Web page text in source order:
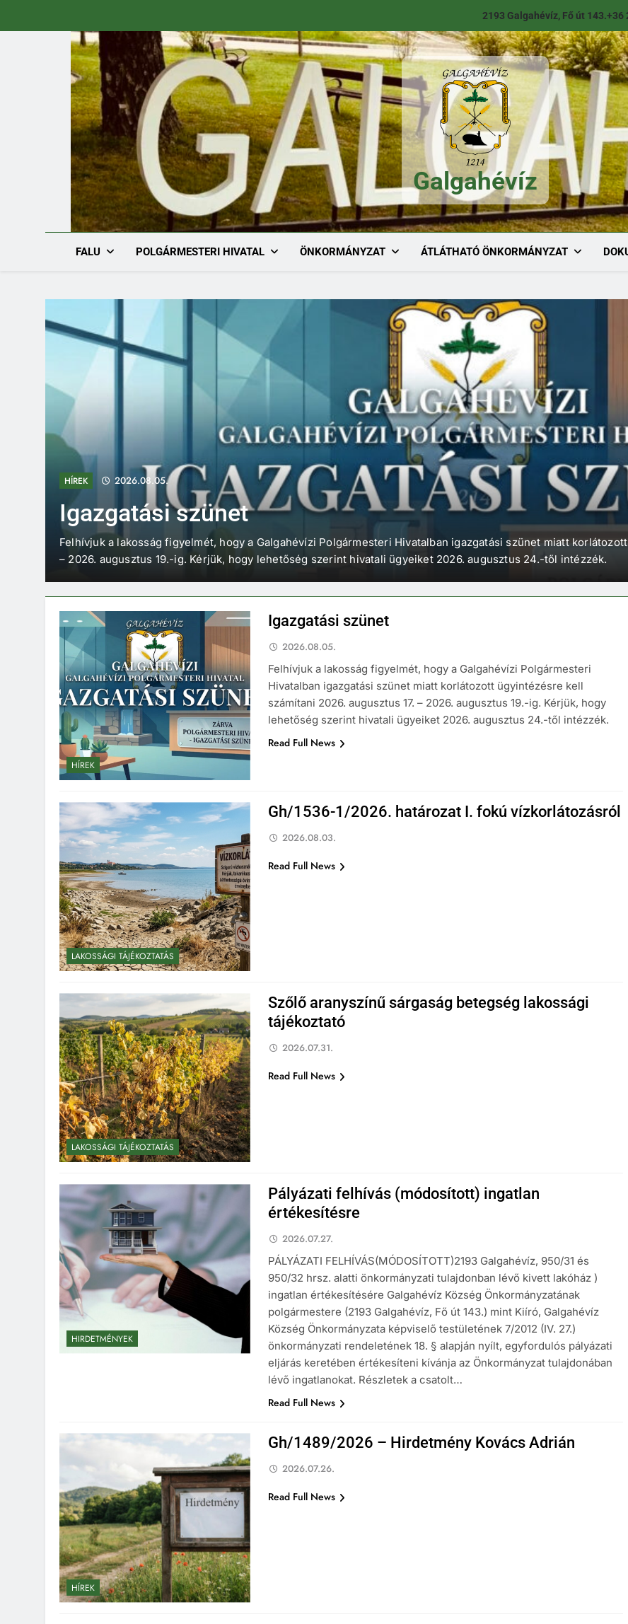
2193 Galgahévíz, Fő út 143.+36
Galgahévíz
Galgahévíz
FALU POLGÁRMESTERI HIVATAL ÖNKORMÁNYZAT ÁTLÁTHATÓ ÖNKORMÁNYZAT
HÍREK 2026.08.05.
Igazgatási szünet
Felhívjuk a lakosság figyelmét, hogy a Galgahévízi Polgármesteri Hivatalban igazgatási szünet miatt
– 2026. augusztus 19.-ig. Kérjük, hogy lehetőség szerint hivatali ügyeiket 2026. augusztus 24.-től intézzék.
HÍREK
Igazgatási szünet
2026.08.05.
Felhívjuk a lakosság figyelmét, hogy a Galgahévízi Polgármesteri
Hivatalban igazgatási szünet miatt korlátozott ügyintézésre kell
számítani 2026. augusztus 17. – 2026. augusztus 19.-ig. Kérjük, hogy
lehetőség szerint hivatali ügyeiket 2026. augusztus 24.-től intézzék.
Read Full News
LAKOSSÁGI TÁJÉKOZTATÁS
Gh/1536-1/2026. határozat I. fokú vízkorlátozásról
2026.08.03.
Read Full News
LAKOSSÁGI TÁJÉKOZTATÁS
Szőlő aranyszínű sárgaság betegség lakossági
tájékoztató
2026.07.31.
Read Full News
HIRDETMÉNYEK
Pályázati felhívás (módosított) ingatlan
értékesítésre
2026.07.27.
PÁLYÁZATI FELHÍVÁS(MÓDOSÍTOTT)2193 Galgahévíz, 950/31 és
950/32 hrsz. alatti önkormányzati tulajdonban lévő kivett lakóház )
ingatlan értékesítésére Galgahévíz Község Önkormányzatának
polgármestere (2193 Galgahévíz, Fő út 143.) mint Kiíró, Galgahévíz
Község Önkormányzata képviselő testületének 7/2012 (IV. 27.)
önkormányzati rendeletének 18. § alapján nyílt, egyfordulós pályázati
eljárás keretében értékesíteni kívánja az Önkormányzat tulajdonában
lévő ingatlanokat. Részletek a csatolt…
Read Full News
HÍREK
Gh/1489/2026 – Hirdetmény Kovács Adrián
2026.07.26.
Read Full News